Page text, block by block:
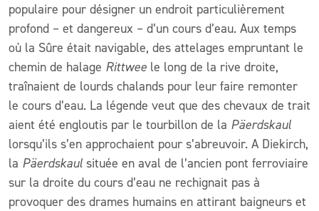
populaire pour désigner un endroit particulièrement
profond – et dangereux – d’un cours d’eau. Aux temps
où la Sûre était navigable, des attelages empruntant le
chemin de halage Rittwee le long de la rive droite,
traînaient de lourds chalands pour leur faire remonter
le cours d’eau. La légende veut que des chevaux de trait
aient été engloutis par le tourbillon de la Päerdskaul
lorsqu’ils s’en approchaient pour s’abreuvoir. A Diekirch,
la Päerdskaul située en aval de l’ancien pont ferroviaire
sur la droite du cours d’eau ne rechignait pas à
provoquer des drames humains en attirant baigneurs et